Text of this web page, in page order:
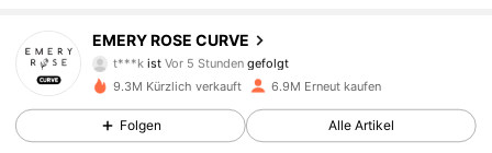
EMERY ROSE CURVE
h***5ist am Durchsuchen
4,81
1M Follower
9.3M Kürzlich verkauft 6.9M Erneut kaufen
Folgen Alle Artikel